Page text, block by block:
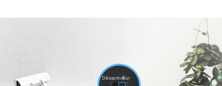
DésactivéSur